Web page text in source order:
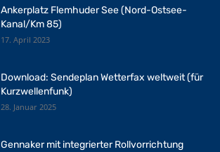
Ankerplatz Flemhuder See (Nord-Ostsee-
Kanal/Km 85)
17. April 2023
Download: Sendeplan Wetterfax weltweit (für
Kurzwellenfunk)
28. Januar 2025
Gennaker mit integrierter Rollvorrichtung